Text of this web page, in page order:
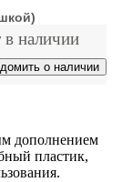
в наличии
о наличии
дополнением
пластик,